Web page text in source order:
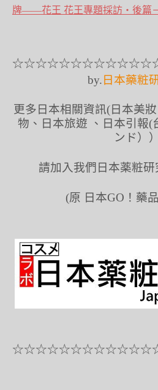
牌――花王 花王專題採訪‧後篇
by.日本藥粧
更多日本相關資訊(日本美
物、日本旅遊 、日本引報(
ンド））
請加入我們日本薬粧研
(原 日本GO！藥